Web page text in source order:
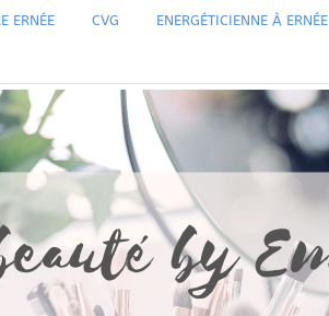
ERNÉE CVG ENERGÉTICIENNE À ERNÉE